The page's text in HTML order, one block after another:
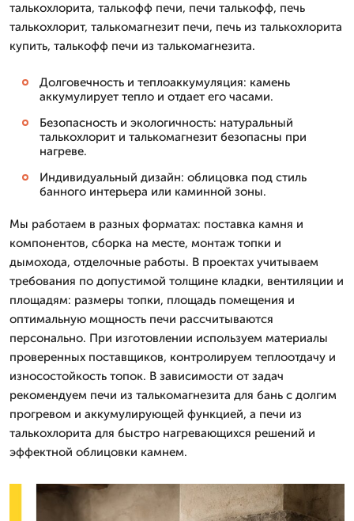
талькохлорита, талькофф печи, печи талькофф, печь
талькохлорит, талькомагнезит печи, печь из талькохлорита
купить, талькофф печи из талькомагнезита.
Долговечность и теплоаккумуляция: камень
аккумулирует тепло и отдает его часами.
Безопасность и экологичность: натуральный
талькохлорит и талькомагнезит безопасны при
нагреве.
Индивидуальный дизайн: облицовка под стиль
банного интерьера или каминной зоны.
Мы работаем в разных форматах: поставка камня и
компонентов, сборка на месте, монтаж топки и
дымохода, отделочные работы. В проектах учитываем
требования по допустимой толщине кладки, вентиляции и
площадям: размеры топки, площадь помещения и
оптимальную мощность печи рассчитываются
персонально. При изготовлении используем материалы
проверенных поставщиков, контролируем теплоотдачу и
износостойкость топок. В зависимости от задач
рекомендуем печи из талькомагнезита для бань с долгим
прогревом и аккумулирующей функцией, а печи из
талькохлорита для быстро нагревающихся решений и
эффектной облицовки камнем.